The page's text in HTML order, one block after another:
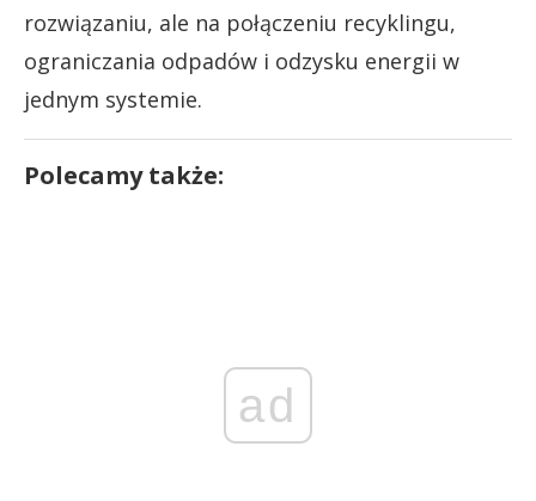
rozwiązaniu, ale na połączeniu recyklingu,
ograniczania odpadów i odzysku energii w
jednym systemie.
Polecamy także:
ad